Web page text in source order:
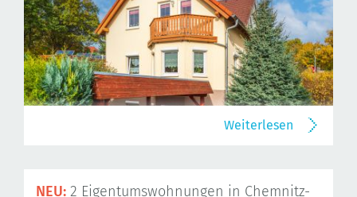
Weiterlesen
NEU: 2 Eigentumswohnungen in Chemnitz-